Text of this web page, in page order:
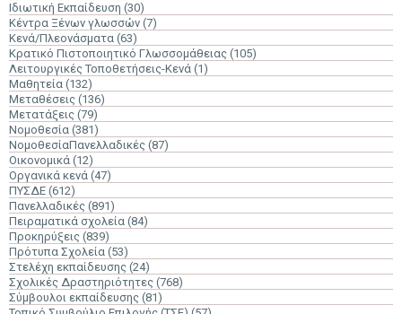
Ιδιωτική Εκπαίδευση (30)
Κέντρα Ξένων γλωσσών (7)
Κενά/Πλεονάσματα (63)
Κρατικό Πιστοποιητικό Γλωσσομάθειας (105)
Λειτουργικές Τοποθετήσεις-Κενά (1)
Μαθητεία (132)
Μεταθέσεις (136)
Μετατάξεις (79)
Νομοθεσία (381)
ΝομοθεσίαΠανελλαδικές (87)
Οικονομικά (12)
Οργανικά κενά (47)
ΠΥΣΔΕ (612)
Πανελλαδικές (891)
Πειραματικά σχολεία (84)
Προκηρύξεις (839)
Πρότυπα Σχολεία (53)
Στελέχη εκπαίδευσης (24)
Σχολικές Δραστηριότητες (768)
Σύμβουλοι εκπαίδευσης (81)